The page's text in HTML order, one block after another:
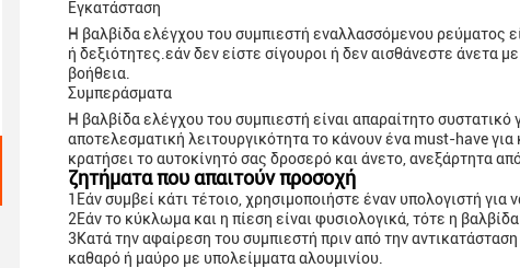
Εγκατάσταση
Η βαλβίδα ελέγχου του συμπιεστή εναλλασσόμενου ρεύματος
ή δεξιότητες.εάν δεν είστε σίγουροι ή δεν αισθάνεστε άνετα
βοήθεια.
Συμπεράσματα
Η βαλβίδα ελέγχου του συμπιεστή είναι απαραίτητο
αποτελεσματική λειτουργικότητα το κάνουν ένα must-have
κρατήσει το αυτοκίνητό σας δροσερό και άνετο, ανεξάρτητα
ζητήματα που απαιτούν προσοχή
1Εάν συμβεί κάτι τέτοιο, χρησιμοποιήστε έναν υπολογιστή
2Εάν το κύκλωμα και η πίεση είναι φυσιολογικά, τότε η
3Κατά την αφαίρεση του συμπιεστή πριν από την
καθαρό ή μαύρο με υπολείμματα αλουμινίου.